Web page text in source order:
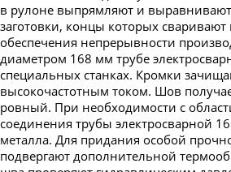
в рулоне выпрямляют и
заготовки, концы которых
обеспечения непрерывности
диаметром 168 мм трубе
специальных станках. Кромки
высокочастотным током. Шов
ровный. При необходимости с
соединения трубы электросварной
металла. Для придания особой
подвергают дополнительной